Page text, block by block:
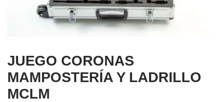
JUEGO CORONAS
MAMPOSTERÍA Y LADRILLO
MCLM